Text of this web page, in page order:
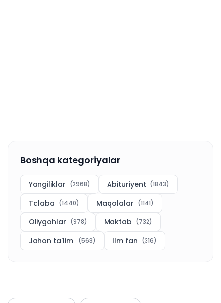
Boshqa kategoriyalar
Yangiliklar (2968) Abituriyent (1843)
Talaba (1440) Maqolalar (1141)
Oliygohlar (978) Maktab (732)
Jahon ta'limi (563) Ilm fan (316)